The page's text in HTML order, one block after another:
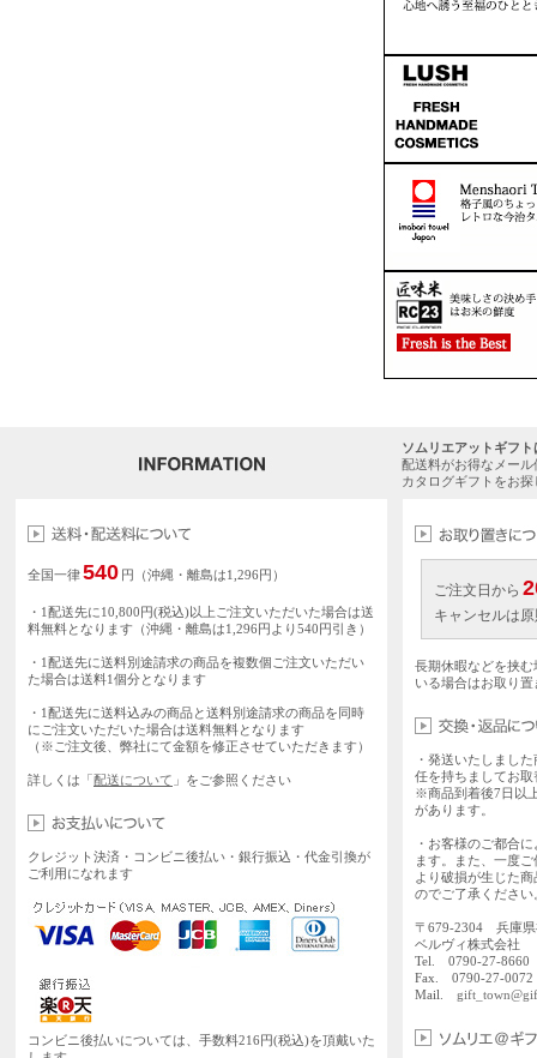
ソムリエアットギフ
配送料がお得なメー
カタログギフトをお
全国一律540 円（沖縄・離島は1,296円）
・1配送先に10,800円(税込)以上ご注文いただいた場合は送
料無料となります（沖縄・離島は1,296円より540円引き）
・1配送先に送料別途請求の商品を複数個ご注文いただい
た場合は送料1個分となります
・1配送先に送料込みの商品と送料別途請求の商品を同時
にご注文いただいた場合は送料無料となります
（※ご注文後、弊社にて金額を修正させていただきます）
詳しくは「配送について 」をご参照ください
クレジット決済・コンビニ後払い・銀行振込・代金引換が
ご利用になれます
コンビニ後払いについては、手数料216円(税込)を頂戴いた
ご注文日から
キャンセルは
長期休暇などを挟
いる場合はお取り
・発送いたしまし
任を持ちましてお
※商品到着後7日以
があります。
・お客様のご都合
ます。また、一度
より破損が生じた
のでご了承ください
〒679-2304 兵庫県
ベルヴィ株式会社
Tel. 0790-27-
Fax. 0790-27-0072
Mail.